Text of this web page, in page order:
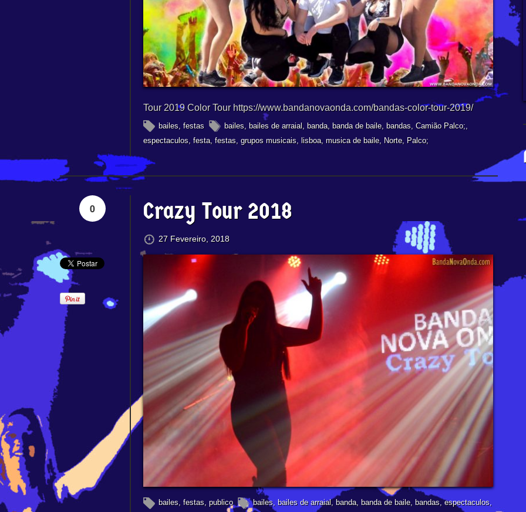
Tour 2019 Color Tour https://www.bandanovaonda.com/bandas-color-tour-2019/
bailes, festas bailes, bailes de arraial, banda, banda de baile, bandas, Camião Palco;,
espectaculos, festa, festas, grupos musicais, lisboa, musica de baile, Norte, Palco;
0 Crazy Tour 2018
27 Fevereiro, 2018
bailes, festas, publico bailes, bailes de arraial, banda, banda de baile, bandas,espectaculos,